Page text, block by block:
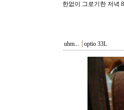
한없이 그로기한 저녁
uhm... optio 33L